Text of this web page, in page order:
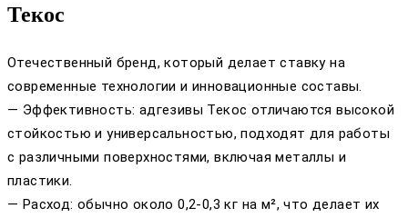
Текос
Отечественный бренд, который делает ставку на
современные технологии и инновационные составы.
— Эффективность: адгезивы Текос отличаются высокой
стойкостью и универсальностью, подходят для работы
с различными поверхностями, включая металлы и
пластики.
— Расход: обычно около 0,2-0,3 кг на м², что делает их